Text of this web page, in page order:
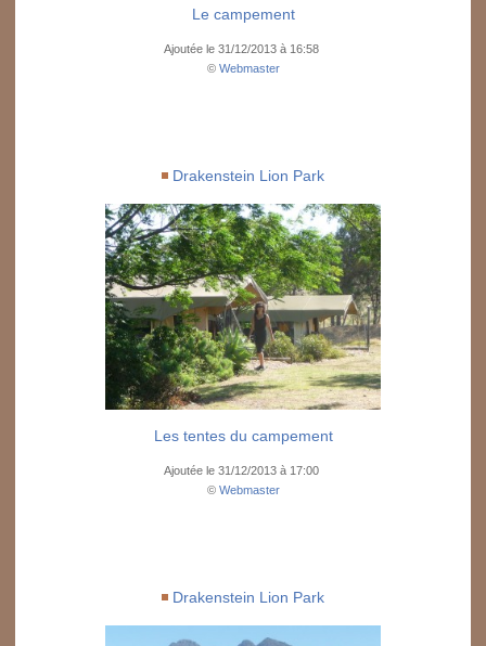
Le campement
Ajoutée le 31/12/2013 à 16:58
© Webmaster
Drakenstein Lion Park
Les tentes du campement
Ajoutée le 31/12/2013 à 17:00
© Webmaster
Drakenstein Lion Park